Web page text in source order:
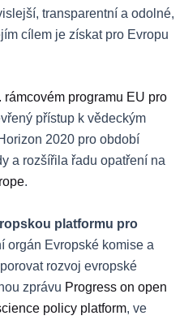
transparentní a odolné,
cílem je získat pro Evropu
rámcovém programu EU pro
přístup k vědeckým
2020 pro období
a rozšířila řadu opatření na
.
platformu pro
orgán Evropské komise a
rozvoj evropské
zprávu Progress on open
policy platform, ve